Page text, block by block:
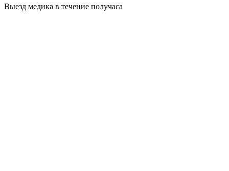
Выезд медика в течение получаса